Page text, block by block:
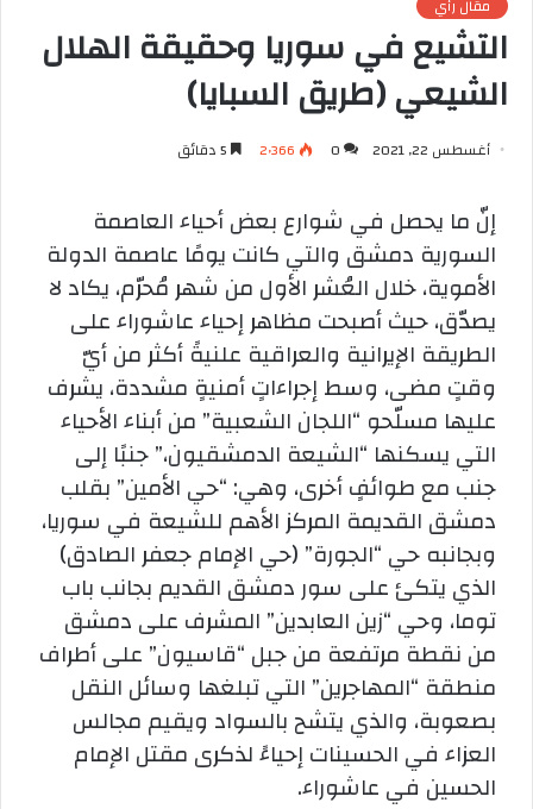
مقال رأي
التشيع في سوريا وحقيقة الهلال
الشيعي (طريق السبايا)
أغسطس 22, 2021 0 2٬366
إنّ ما يحصل في شوارع بعض أحياء العاصمة
السورية دمشق والتي كانت يومًا عاصمة الدولة
الأموية، خلال العُشر الأول من شهر مُحرّم، يكاد لا
يصدّق، حيث أصبحت مظاهر إحياء عاشوراء على
الطريقة الإيرانية والعراقية علنيةً أكثر من أيّ
وقتٍ مضى، وسط إجراءاتٍ أمنيةٍ مشددة، يشرف
عليها مسلّحو “اللجان الشعبية” من أبناء الأحياء
التي يسكنها “الشيعة الدمشقيون،” جنبًا إلى
جنب مع طوائفٍ أخرى، وهي: “حي الأمين” بقلب
دمشق القديمة المركز الأهم للشيعة في سوريا،
وبجانبه حي “الجورة” (حي الإمام جعفر الصادق)
الذي يتكئ على سور دمشق القديم بجانب باب
توما، وحي “زين العابدين” المشرف على دمشق
من نقطة مرتفعة من جبل “قاسيون” على أطراف
منطقة “المهاجرين” التي تبلغها وسائل النقل
بصعوبة، والذي يتشح بالسواد ويقيم مجالس
العزاء في الحسينات إحياءً لذكرى مقتل الإمام
الحسين في عاشوراء.